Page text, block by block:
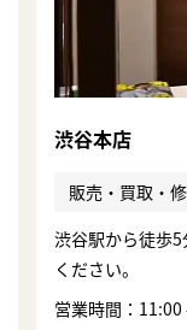
渋谷本店
販売・買取・
渋谷駅から徒歩
ください。
営業時間：11:00